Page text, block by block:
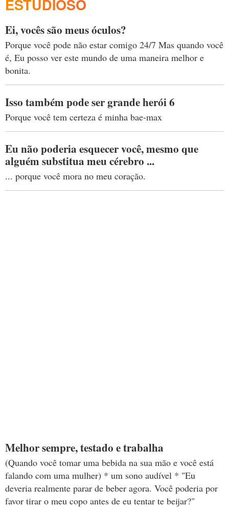
ESTUDIOSO
Ei, vocês são meus óculos?
Porque você pode não estar comigo 24/7 Mas quando você
é, Eu posso ver este mundo de uma maneira melhor e
bonita.
Isso também pode ser grande herói 6
Porque você tem certeza é minha bae-max
Eu não poderia esquecer você, mesmo que
alguém substitua meu cérebro ...
... porque você mora no meu coração.
Melhor sempre, testado e trabalha
(Quando você tomar uma bebida na sua mão e você está
falando com uma mulher) * um sono audível * "Eu
deveria realmente parar de beber agora. Você poderia por
favor tirar o meu copo antes de eu tentar te beijar?"